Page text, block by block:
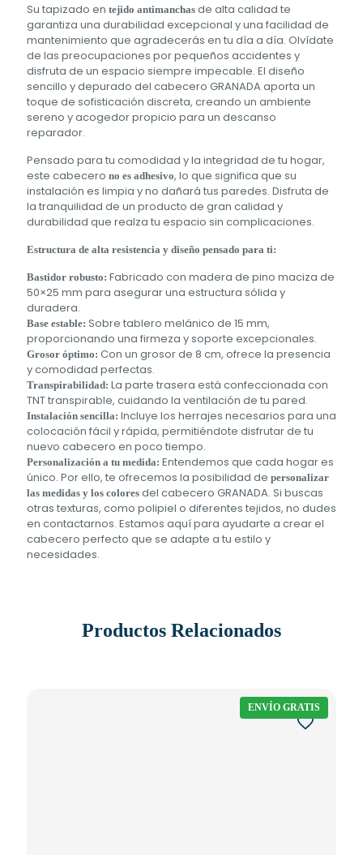
Su tapizado en tejido antimanchas de alta calidad te
garantiza una durabilidad excepcional y una facilidad de
mantenimiento que agradecerás en tu día a día. Olvídate
de las preocupaciones por pequeños accidentes y
disfruta de un espacio siempre impecable. El diseño
sencillo y depurado del cabecero GRANADA aporta un
toque de sofisticación discreta, creando un ambiente
sereno y acogedor propicio para un descanso
reparador.
Pensado para tu comodidad y la integridad de tu hogar,
este cabecero no es adhesivo, lo que significa que su
instalación es limpia y no dañará tus paredes. Disfruta de
la tranquilidad de un producto de gran calidad y
durabilidad que realza tu espacio sin complicaciones.
Estructura de alta resistencia y diseño pensado para ti:
Bastidor robusto: Fabricado con madera de pino maciza de
50×25 mm para asegurar una estructura sólida y
duradera.
Base estable: Sobre tablero melánico de 15 mm,
proporcionando una firmeza y soporte excepcionales.
Grosor óptimo: Con un grosor de 8 cm, ofrece la presencia
y comodidad perfectas.
Transpirabilidad: La parte trasera está confeccionada con
TNT transpirable, cuidando la ventilación de tu pared.
Instalación sencilla: Incluye los herrajes necesarios para una
colocación fácil y rápida, permitiéndote disfrutar de tu
nuevo cabecero en poco tiempo.
Personalización a tu medida: Entendemos que cada hogar es
único. Por ello, te ofrecemos la posibilidad de personalizar
las medidas y los colores del cabecero GRANADA. Si buscas
otras texturas, como polipiel o diferentes tejidos, no dudes
en contactarnos. Estamos aquí para ayudarte a crear el
cabecero perfecto que se adapte a tu estilo y
necesidades.
Productos Relacionados
ENVÍO GRATIS